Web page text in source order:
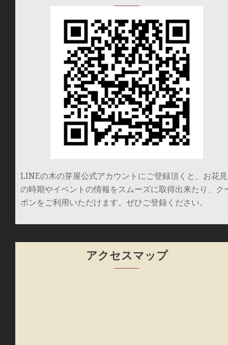
LINEの木の芽屋公式アカウントにご登録頂くと、お花見
の時期やイベントの情報をスムーズに取得出来たり、ク
ポンをご利用いただけます。ぜひご登録ください。
アクセスマップ